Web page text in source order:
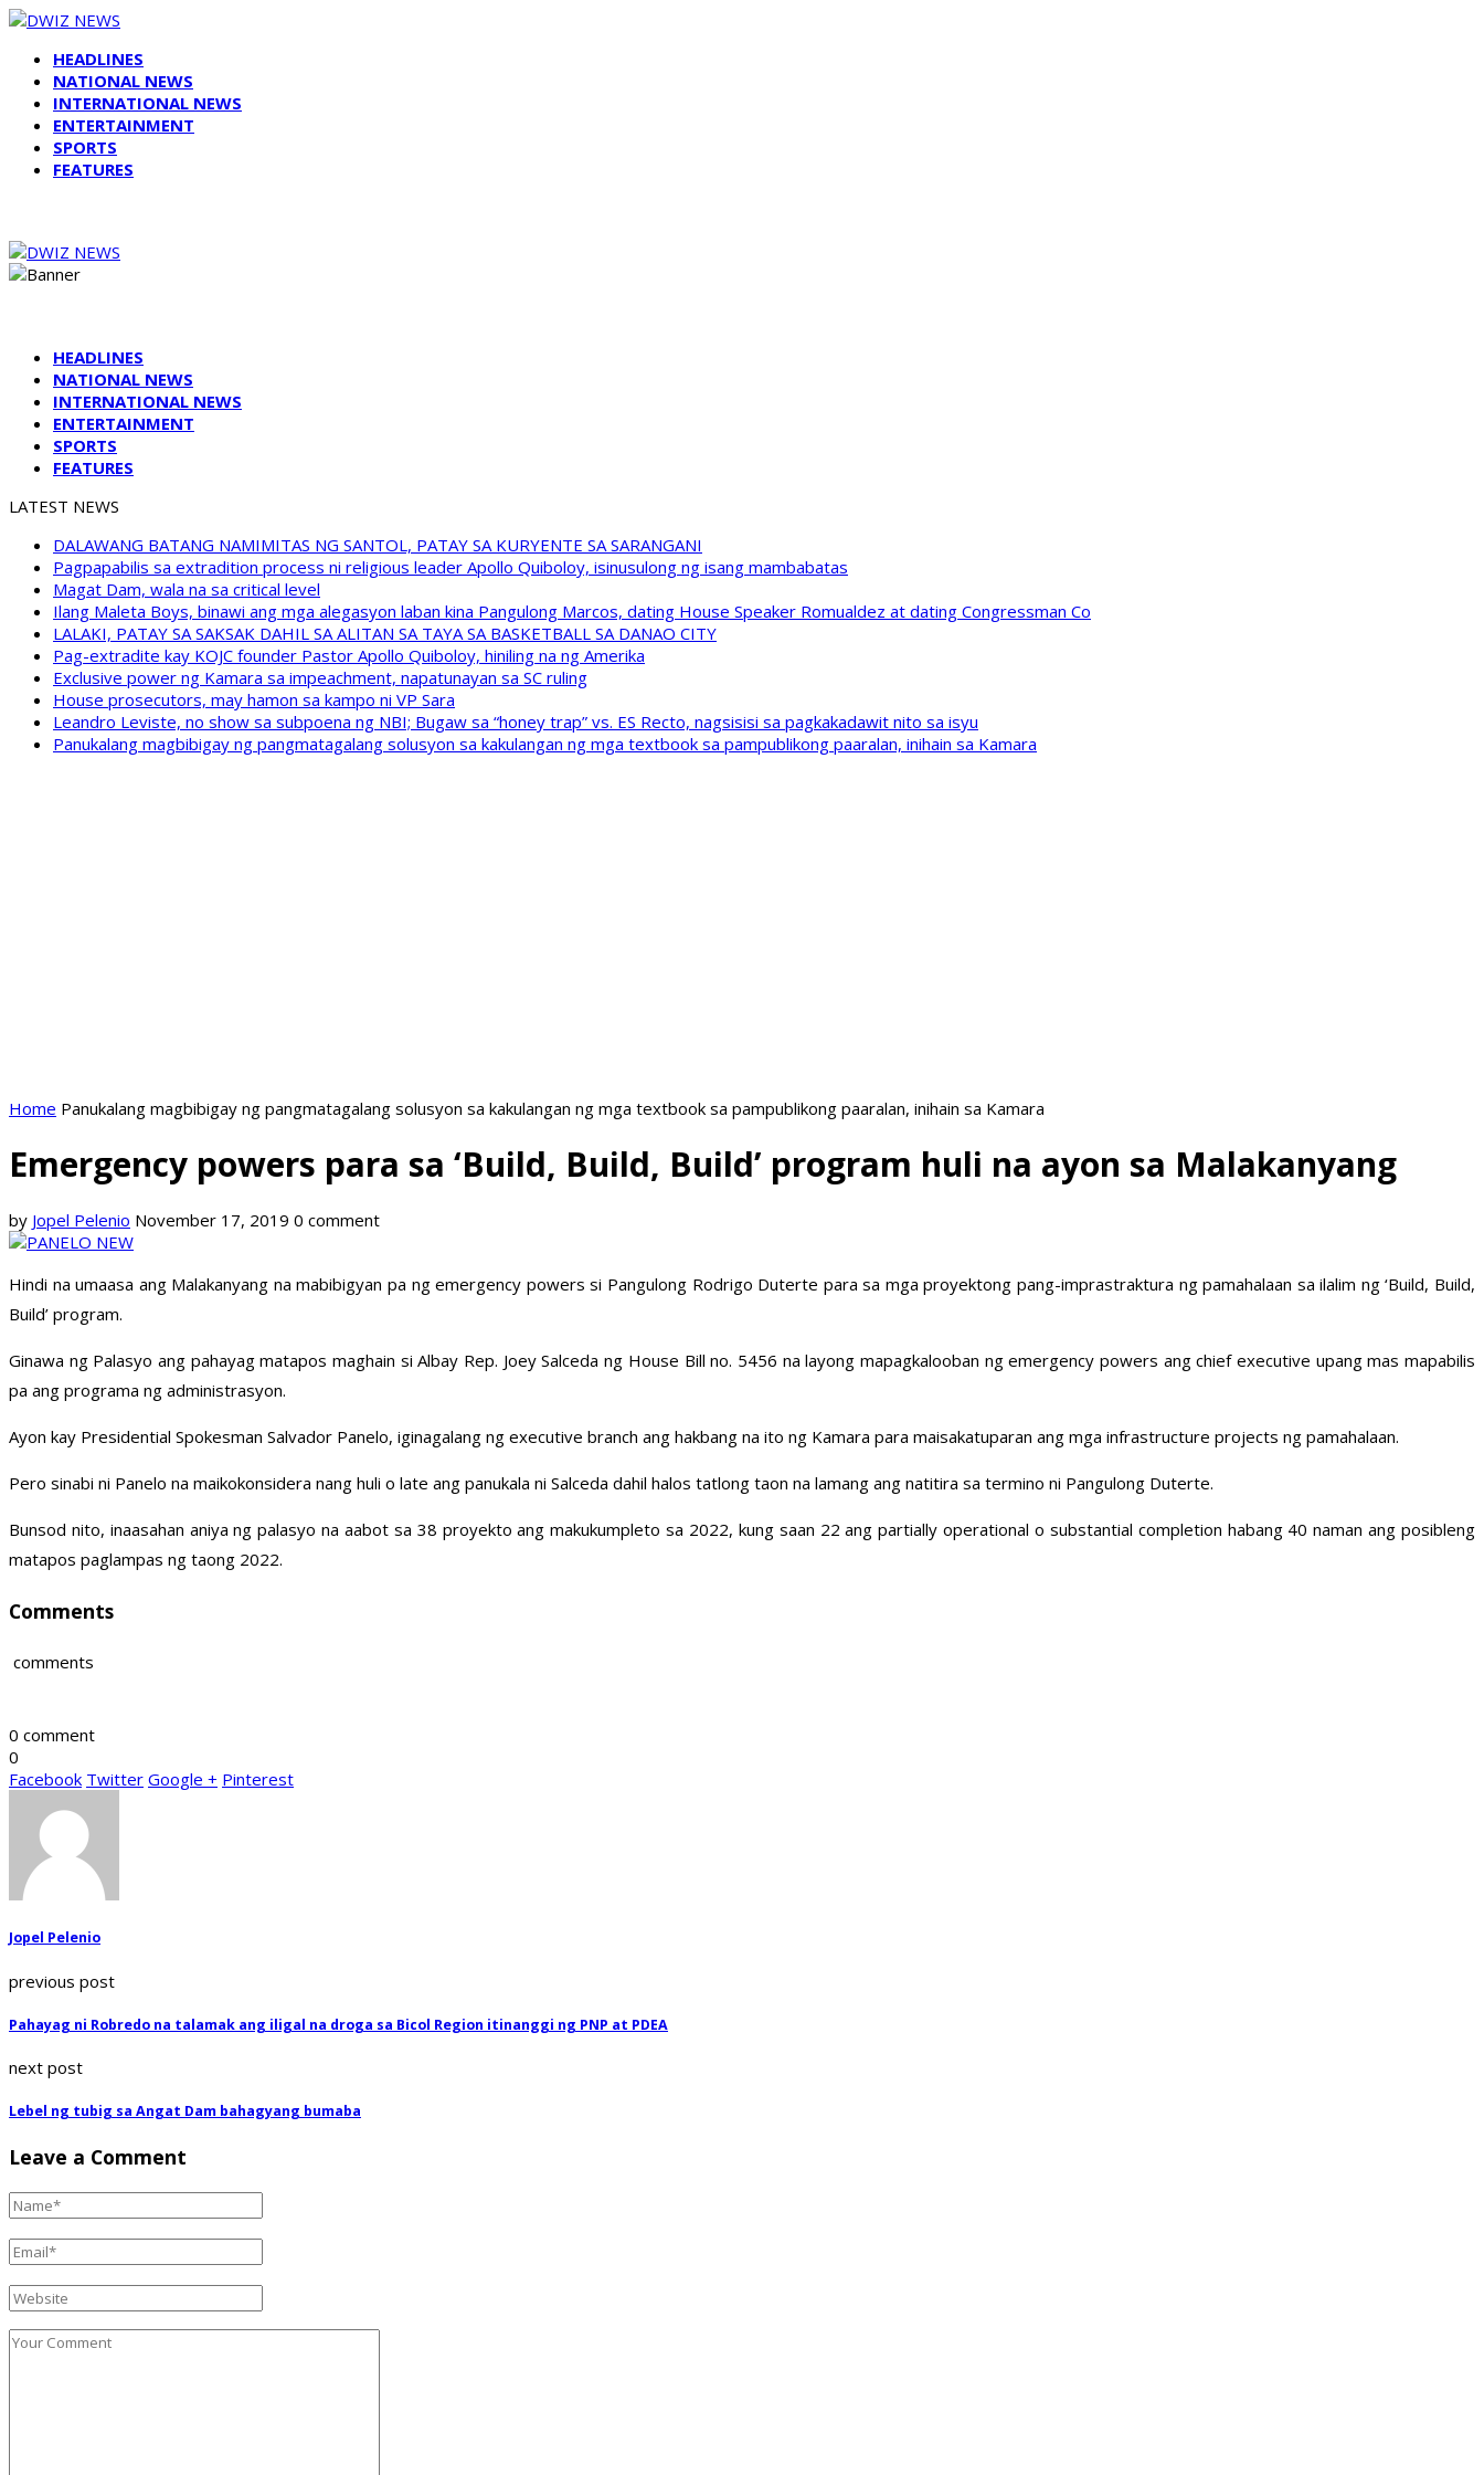
HEADLINES
NATIONAL NEWS
INTERNATIONAL NEWS
ENTERTAINMENT
SPORTS
FEATURES
HEADLINES
NATIONAL NEWS
INTERNATIONAL NEWS
ENTERTAINMENT
SPORTS
FEATURES
LATEST NEWS
DALAWANG BATANG NAMIMITAS NG SANTOL, PATAY SA KURYENTE SA SARANGANI
Pagpapabilis sa extradition process ni religious leader Apollo Quiboloy, isinusulong ng isang mambabatas
Magat Dam, wala na sa critical level
Ilang Maleta Boys, binawi ang mga alegasyon laban kina Pangulong Marcos, dating House Speaker Romualdez at dating Congressman Co
LALAKI, PATAY SA SAKSAK DAHIL SA ALITAN SA TAYA SA BASKETBALL SA DANAO CITY
Pag-extradite kay KOJC founder Pastor Apollo Quiboloy, hiniling na ng Amerika
Exclusive power ng Kamara sa impeachment, napatunayan sa SC ruling
House prosecutors, may hamon sa kampo ni VP Sara
Leandro Leviste, no show sa subpoena ng NBI; Bugaw sa “honey trap” vs. ES Recto, nagsisisi sa pagkakadawit nito sa isyu
Panukalang magbibigay ng pangmatagalang solusyon sa kakulangan ng mga textbook sa pampublikong paaralan, inihain sa Kamara
Home Panukalang magbibigay ng pangmatagalang solusyon sa kakulangan ng mga textbook sa pampublikong paaralan, inihain sa Kamara
Emergency powers para sa ‘Build, Build, Build’ program huli na ayon sa Malakanyang
by Jopel Pelenio November 17, 2019 0 comment
Hindi na umaasa ang Malakanyang na mabibigyan pa ng emergency powers si Pangulong Rodrigo Duterte para sa mga proyektong pang-imprastraktura ng pamahalaan sa ilalim ng ‘Build, Build,
Build’ program.
Ginawa ng Palasyo ang pahayag matapos maghain si Albay Rep. Joey Salceda ng House Bill no. 5456 na layong mapagkalooban ng emergency powers ang chief executive upang mas mapabilis
pa ang programa ng administrasyon.
Ayon kay Presidential Spokesman Salvador Panelo, iginagalang ng executive branch ang hakbang na ito ng Kamara para maisakatuparan ang mga infrastructure projects ng pamahalaan.
Pero sinabi ni Panelo na maikokonsidera nang huli o late ang panukala ni Salceda dahil halos tatlong taon na lamang ang natitira sa termino ni Pangulong Duterte.
Bunsod nito, inaasahan aniya ng palasyo na aabot sa 38 proyekto ang makukumpleto sa 2022, kung saan 22 ang partially operational o substantial completion habang 40 naman ang posibleng
matapos paglampas ng taong 2022.
Comments
comments
0 comment
0
Facebook Twitter Google + Pinterest
Jopel Pelenio
previous post
Pahayag ni Robredo na talamak ang iligal na droga sa Bicol Region itinanggi ng PNP at PDEA
next post
Lebel ng tubig sa Angat Dam bahagyang bumaba
Leave a Comment